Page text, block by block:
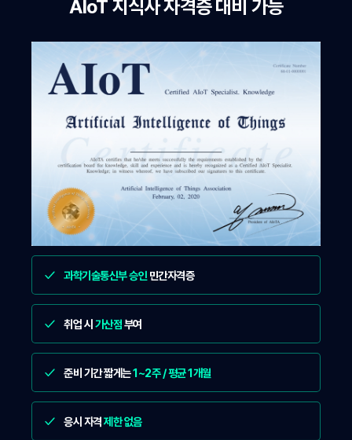
AIoT 지식사 자격증 대비 가능
과학기술통신부 승인 민간자격증
취업 시가산점부여
준비 기간 짧게는1~2주 / 평균 1개월
응시 자격제한 없음